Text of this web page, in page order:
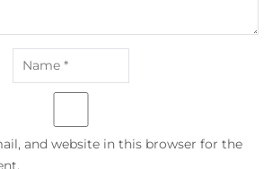
and website in this browser for the